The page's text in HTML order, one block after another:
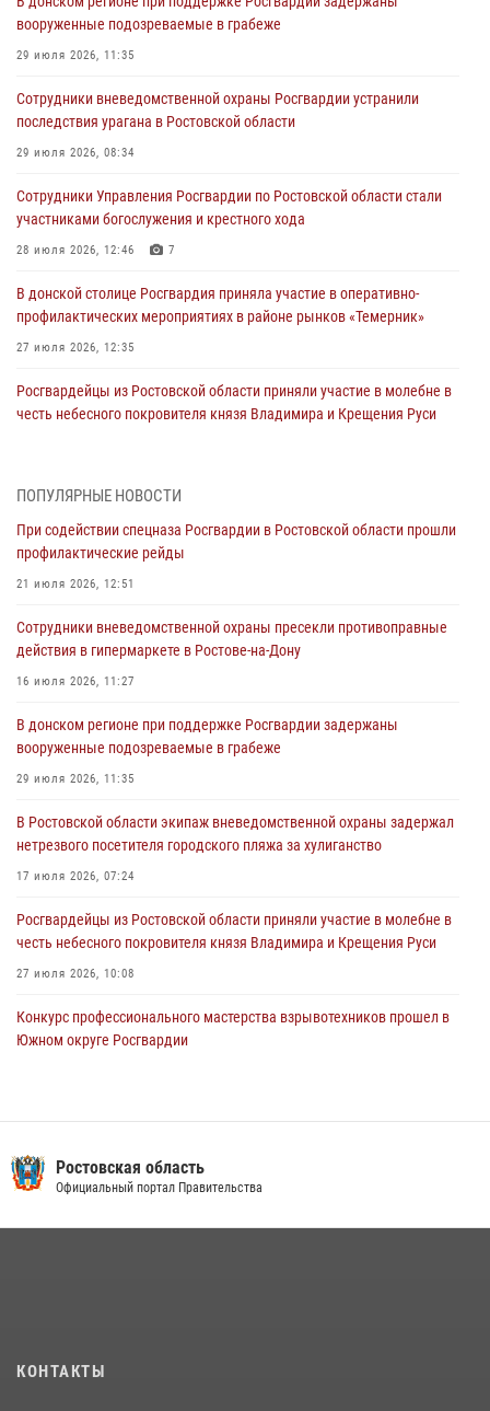
вооруженные подозреваемые в грабеже
29 июля 2026, 11:35
Сотрудники вневедомственной охраны Росгвардии устранили
последствия урагана в Ростовской области
29 июля 2026, 08:34
Сотрудники Управления Росгвардии по Ростовской области стали
участниками богослужения и крестного хода
28 июля 2026, 12:46 7
В донской столице Росгвардия приняла участие в оперативно-
профилактических мероприятиях в районе рынков «Темерник»
27 июля 2026, 12:35
Росгвардейцы из Ростовской области приняли участие в молебне в
честь небесного покровителя князя Владимира и Крещения Руси
При содействии спецназа Росгвардии в Ростовской области прошли
21 июля 2026, 12:51
В Ростовской области экипаж вневедомственной охраны задержал
17 июля 2026, 07:24
Сотрудники вневедомственной охраны пресекли противоправные
16 июля 2026, 11:27
Конкурс профессионального мастерства взрывотехников прошел в
ПОПУЛЯРНЫЕ НОВОСТИ
При содействии спецназа Росгвардии в Ростовской области прошли
профилактические рейды
21 июля 2026, 12:51
Сотрудники вневедомственной охраны пресекли противоправные
действия в гипермаркете в Ростове-на-Дону
16 июля 2026, 11:27
В донском регионе при поддержке Росгвардии задержаны
вооруженные подозреваемые в грабеже
29 июля 2026, 11:35
В Ростовской области экипаж вневедомственной охраны задержал
нетрезвого посетителя городского пляжа за хулиганство
17 июля 2026, 07:24
Росгвардейцы из Ростовской области приняли участие в молебне в
честь небесного покровителя князя Владимира и Крещения Руси
27 июля 2026, 10:08
Конкурс профессионального мастерства взрывотехников прошел в
Южном округе Росгвардии
продажи
13 июля 2026, 10:22
Ростовская область
Официальный портал Правительства
КОНТАКТЫ